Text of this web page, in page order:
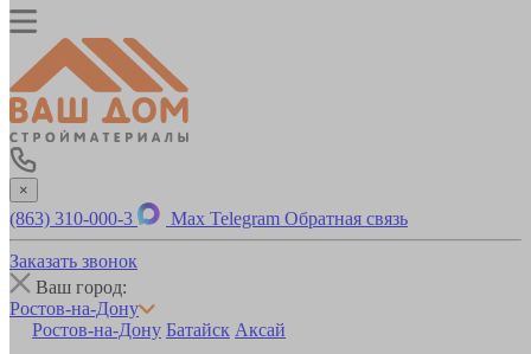
×
(863) 310-000-3 Max Telegram Обратная связь
Заказать звонок
Ваш город:
Ростов-на-Дону
Ростов-на-Дону Батайск Аксай